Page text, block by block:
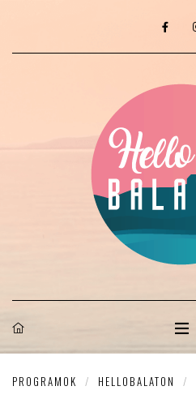
PROGRAMOK / HELLOBALATON /